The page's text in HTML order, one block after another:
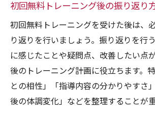
初回無料トレーニング後の振り返り
初回無料トレーニングを受けた後は、
り返りを行いましょう。振り返りを行
に感じたことや疑問点、改善したい点
後のトレーニング計画に役立ちます。
との相性」「指導内容の分かりやすさ
後の体調変化」などを整理することが重